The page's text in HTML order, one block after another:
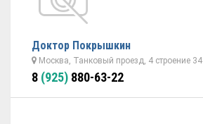
Доктор Покрышкин
Москва, Танковый проезд, 4 строение 34
8 (925) 880-63-22